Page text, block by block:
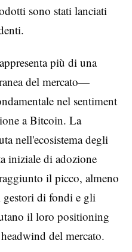
sono stati lanciati
più di una
del mercato—
nel sentiment
a Bitcoin. La
nell'ecosistema degli
iniziale di adozione
il picco, almeno
gestori di fondi e gli
il loro positioning
del mercato.